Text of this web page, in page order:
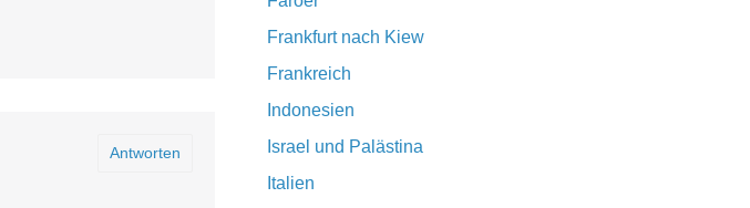
Antworten
Frankfurt nach Kiew
Frankreich
Indonesien
Israel und Palästina
Italien